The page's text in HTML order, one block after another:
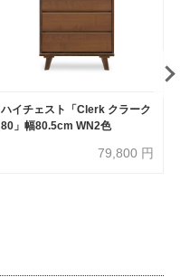
ハイチェスト「Clerk クラーク
80」幅80.5cm WN2色
79,800 円